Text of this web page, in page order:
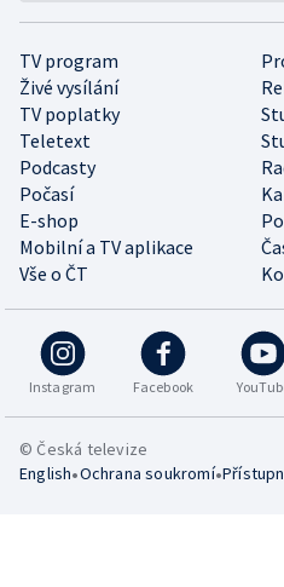
TV program
Živé vysílání
TV poplatky
Teletext
Podcasty
Počasí
E-shop
Mobilní a TV aplikace
Vše o ČT
Instagram Facebook
© Česká televize
English•Ochrana soukromí•